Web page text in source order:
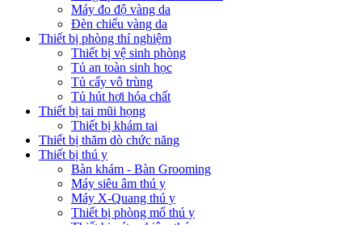
Máy đo độ vàng da
Đèn chiếu vàng da
Thiết bị phòng thí nghiệm
Thiết bị vệ sinh phòng
Tủ an toàn sinh học
Tủ cấy vô trùng
Tủ hút hơi hóa chất
Thiết bị tai mũi họng
Thiết bị khám tai
Thiết bị thăm dò chức năng
Thiết bị thú y
Bàn khám - Bàn Grooming
Máy siêu âm thú y
Máy X-Quang thú y
Thiết bị phòng mổ thú y